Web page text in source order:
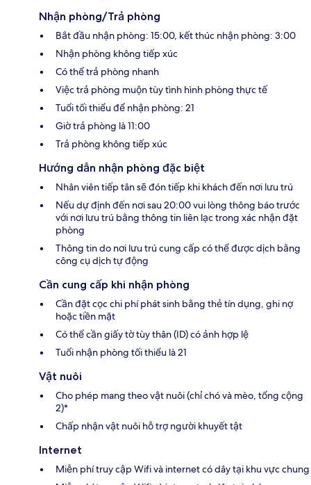
Nhận phòng/Trả phòng
Bắt đầu nhận phòng: 15:00, kết thúc nhận phòng: 3:00
Nhận phòng không tiếp xúc
Có thể trả phòng nhanh
Việc trả phòng muộn tùy tình hình phòng thực tế
Tuổi tối thiểu để nhận phòng: 21
Giờ trả phòng là 11:00
Trả phòng không tiếp xúc
Hướng dẫn nhận phòng đặc biệt
Nhân viên tiếp tân sẽ đón tiếp khi khách đến nơi lưu trú
Nếu dự định đến nơi sau 20:00 vui lòng thông báo trước
với nơi lưu trú bằng thông tin liên lạc trong xác nhận đặt
phòng
Thông tin do nơi lưu trú cung cấp có thể được dịch bằng
công cụ dịch tự động
Cần cung cấp khi nhận phòng
Cần đặt cọc chi phí phát sinh bằng thẻ tín dụng, ghi nợ
hoặc tiền mặt
Có thể cần giấy tờ tùy thân (ID) có ảnh hợp lệ
Tuổi nhận phòng tối thiểu là 21
Vật nuôi
Cho phép mang theo vật nuôi (chỉ chó và mèo, tổng cộng
2)*
Chấp nhận vật nuôi hỗ trợ người khuyết tật
Internet
Miễn phí truy cập Wifi và internet có dây tại khu vực chung